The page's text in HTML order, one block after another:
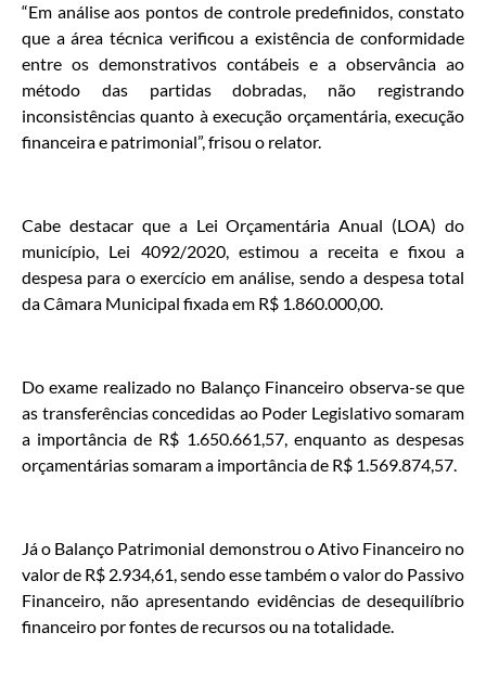
“Em análise aos pontos de controle predefinidos, constato
que a área técnica verificou a existência de conformidade
entre os demonstrativos contábeis e a observância ao
método das partidas dobradas, não registrando
inconsistências quanto à execução orçamentária, execução
financeira e patrimonial”, frisou o relator.
Cabe destacar que a Lei Orçamentária Anual (LOA) do
município, Lei 4092/2020, estimou a receita e fixou a
despesa para o exercício em análise, sendo a despesa total
da Câmara Municipal fixada em R$ 1.860.000,00.
Do exame realizado no Balanço Financeiro observa-se que
as transferências concedidas ao Poder Legislativo somaram
a importância de R$ 1.650.661,57, enquanto as despesas
orçamentárias somaram a importância de R$ 1.569.874,57.
Já o Balanço Patrimonial demonstrou o Ativo Financeiro no
valor de R$ 2.934,61, sendo esse também o valor do Passivo
Financeiro, não apresentando evidências de desequilíbrio
financeiro por fontes de recursos ou na totalidade.